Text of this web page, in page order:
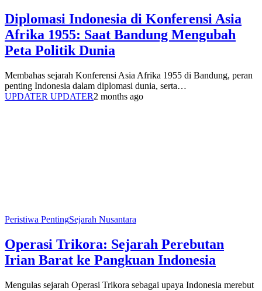
Diplomasi Indonesia di Konferensi Asia
Afrika 1955: Saat Bandung Mengubah
Peta Politik Dunia
Membahas sejarah Konferensi Asia Afrika 1955 di Bandung, peran
penting Indonesia dalam diplomasi dunia, serta…
UPDATER UPDATER2 months ago
Peristiwa PentingSejarah Nusantara
Operasi Trikora: Sejarah Perebutan
Irian Barat ke Pangkuan Indonesia
Mengulas sejarah Operasi Trikora sebagai upaya Indonesia merebut